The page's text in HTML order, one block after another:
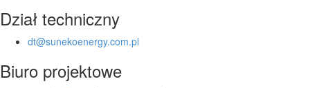
Dział techniczny
dt@sunekoenergy.com.pl
Biuro projektowe